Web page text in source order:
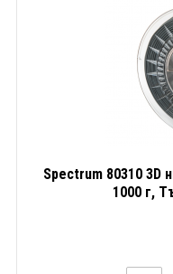
Spectrum 80310 3D
1000 г,